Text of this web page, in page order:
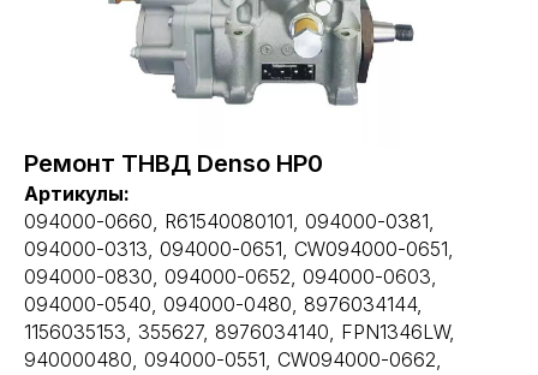
Ремонт ТНВД Denso НР0
Артикулы:
094000-0660, R61540080101, 094000-0381,
094000-0313, 094000-0651, CW094000-0651,
094000-0830, 094000-0652, 094000-0603,
094000-0540, 094000-0480, 8976034144,
1156035153, 355627, 8976034140, FPN1346LW,
940000480, 094000-0551, CW094000-0662,